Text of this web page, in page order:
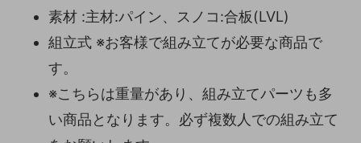
素材 :主材:パイン、スノコ:合板(LVL)
組立式 ※お客様で組み立てが必要な商品で
す。
※こちらは重量があり、組み立てパーツも多
い商品となります。必ず複数人での組み立て